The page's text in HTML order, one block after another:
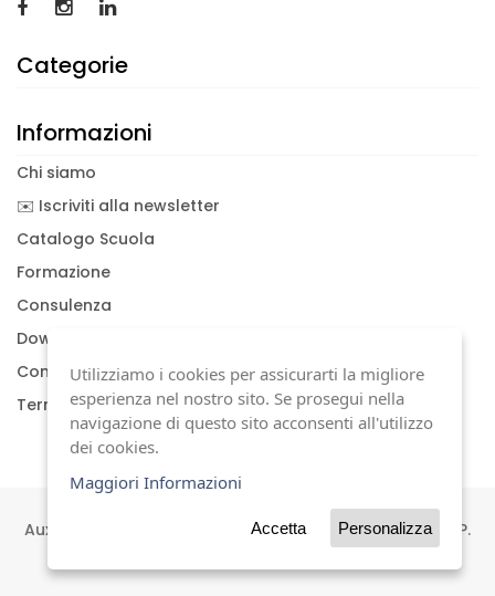
Categorie
Informazioni
Chi siamo
✉️ Iscriviti alla newsletter
Catalogo Scuola
Formazione
Consulenza
Download documenti
Condizioni generali
Termini di garanzia
Auxilia s.a.s | Viale Carlo Sigonio, 227 | 41124 Modena | P.
Utilizziamo i cookies per assicurarti la migliore
esperienza nel nostro sito. Se prosegui nella
navigazione di questo sito acconsenti all'utilizzo
dei cookies.
Maggiori Informazioni
Accetta Personalizza